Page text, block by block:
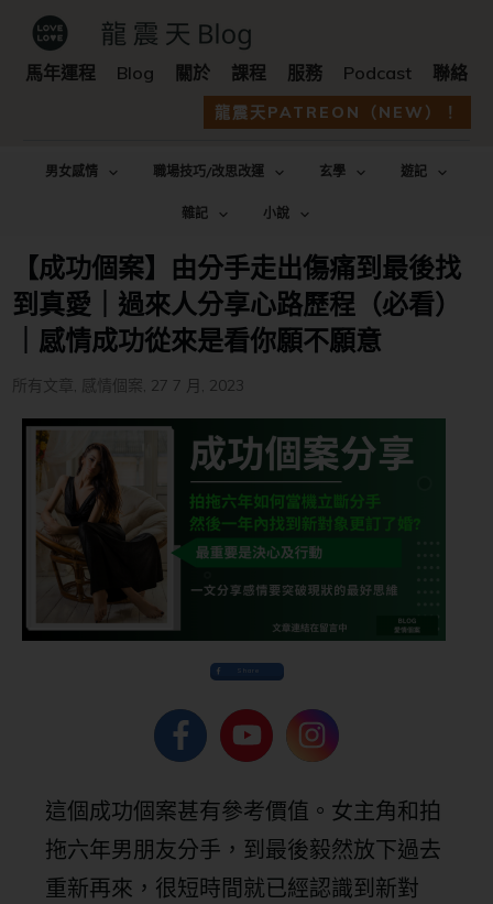
馬年運程 Blog 關於 課程 服務 Podcast 聯絡
龍震天PATREON（NEW）！
男女感情 職場技巧/改思改運 玄學
遊記
雜記
小說
【成功個案】由分手走出傷痛到最後找
到真愛｜過來人分享心路歷程（必看）
｜感情成功從來是看你願不願意
所有文章 , 感情個案, 27 7 月, 2023
Share
這個成功個案甚有參考價值。女主角和拍
拖六年男朋友分手，到最後毅然放下過去
重新再來，很短時間就已經認識到新對